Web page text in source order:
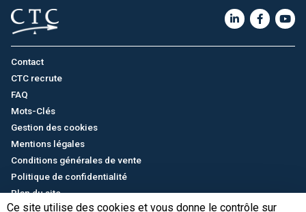
Ce site utilise des cookies et vous donne le contrôle sur
Contact
CTC recrute
FAQ
Mots-Clés
Gestion des cookies
Mentions légales
Conditions générales de vente
Politique de confidentialité
Plan du site